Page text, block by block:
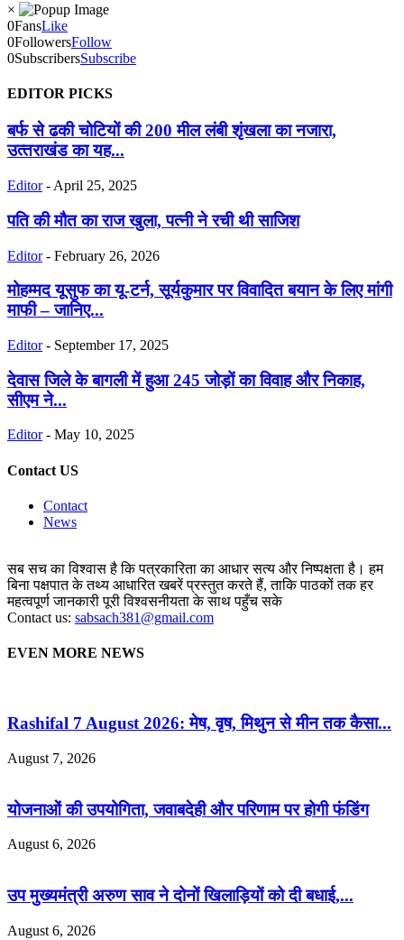
×
0FansLike
0FollowersFollow
0SubscribersSubscribe
EDITOR PICKS
बर्फ से ढकी चोटियों की 200 मील लंबी शृंखला का नजारा,
उत्‍तराखंड का यह...
Editor - April 25, 2025
पति की मौत का राज खुला, पत्नी ने रची थी साजिश
Editor - February 26, 2026
मोहम्मद यूसुफ का यू-टर्न, सूर्यकुमार पर विवादित बयान के लिए मांगी
माफी – जानिए...
Editor - September 17, 2025
देवास जिले के बागली में हुआ 245 जोड़ों का विवाह और निकाह,
सीएम ने...
Editor - May 10, 2025
Contact US
Contact
News
सब सच का विश्वास है कि पत्रकारिता का आधार सत्य और निष्पक्षता है। हम
बिना पक्षपात के तथ्य आधारित खबरें प्रस्तुत करते हैं, ताकि पाठकों तक हर
महत्वपूर्ण जानकारी पूरी विश्वसनीयता के साथ पहुँच सके
Contact us: sabsach381@gmail.com
EVEN MORE NEWS
Rashifal 7 August 2026: मेष, वृष, मिथुन से मीन तक कैसा...
August 7, 2026
योजनाओं की उपयोगिता, जवाबदेही और परिणाम पर होगी फंडिंग
August 6, 2026
उप मुख्यमंत्री अरुण साव ने दोनों खिलाड़ियों को दी बधाई,...
August 6, 2026